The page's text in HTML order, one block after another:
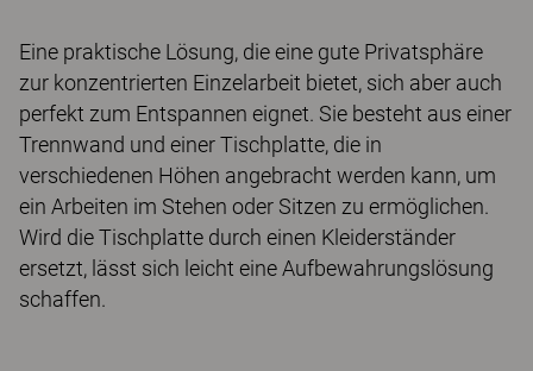
Eine praktische Lösung, die eine gute Privatsphäre
zur konzentrierten Einzelarbeit bietet, sich aber auch
perfekt zum Entspannen eignet. Sie besteht aus einer
Trennwand und einer Tischplatte, die in
verschiedenen Höhen angebracht werden kann, um
ein Arbeiten im Stehen oder Sitzen zu ermöglichen.
Wird die Tischplatte durch einen Kleiderständer
ersetzt, lässt sich leicht eine Aufbewahrungslösung
schaffen.